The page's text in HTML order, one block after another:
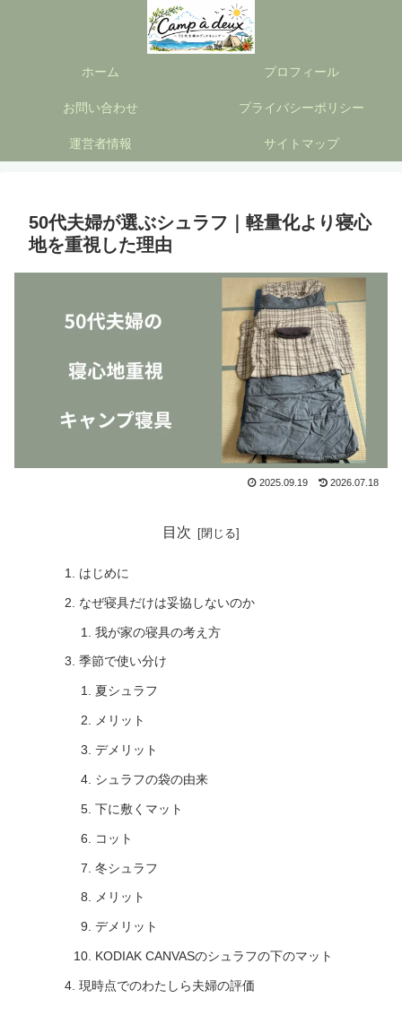
ホーム プロフィール
お問い合わせ プライバシーポリシー
運営者情報 サイトマップ
50代夫婦が選ぶシュラフ｜軽量化より寝心
地を重視した理由
2025.09.19 2026.07.18
目次
はじめに
なぜ寝具だけは妥協しないのか
我が家の寝具の考え方
季節で使い分け
夏シュラフ
メリット
デメリット
シュラフの袋の由来
下に敷くマット
コット
冬シュラフ
メリット
デメリット
KODIAK CANVASのシュラフの下のマット
現時点でのわたしら夫婦の評価